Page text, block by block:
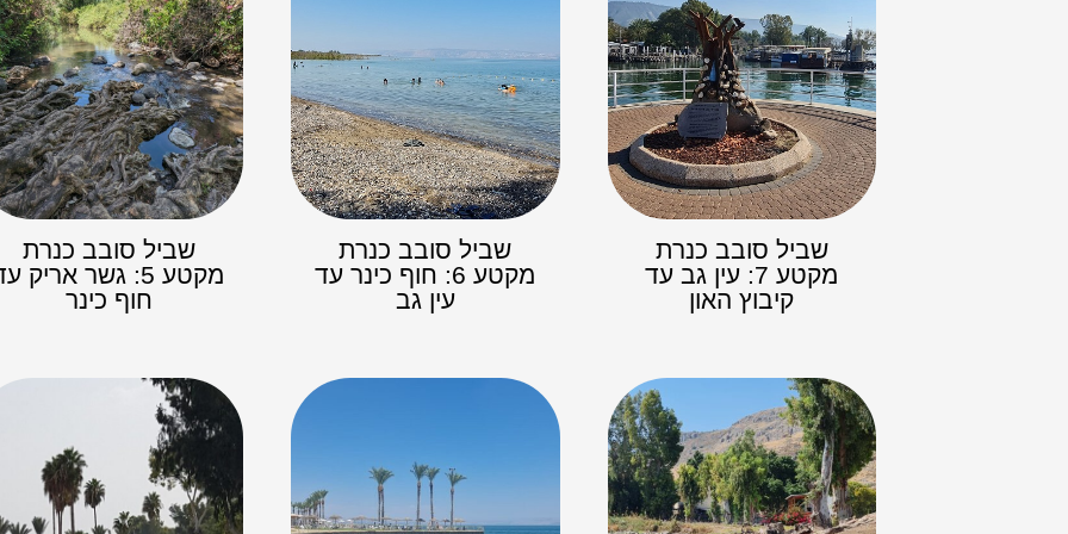
שביל סובב כנרת
מקטע 7: עין גב עד
קיבוץ האון
שביל סובב כנרת
מקטע 6: חוף כינר עד
עין גב
שביל סובב כנרת
מקטע 5: גשר אריק
חוף כינר